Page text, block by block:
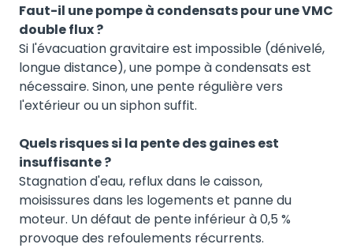
Faut-il une pompe à condensats pour une VMC
double flux ?
Si l'évacuation gravitaire est impossible (dénivelé,
longue distance), une pompe à condensats est
nécessaire. Sinon, une pente régulière vers
l'extérieur ou un siphon suffit.
Quels risques si la pente des gaines est
insuffisante ?
Stagnation d'eau, reflux dans le caisson,
moisissures dans les logements et panne du
moteur. Un défaut de pente inférieur à 0,5 %
provoque des refoulements récurrents.